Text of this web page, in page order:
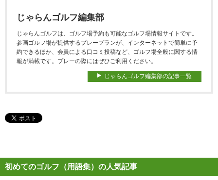
じゃらんゴルフ編集部
じゃらんゴルフは、ゴルフ場予約も可能なゴルフ場情報サイトです。
参画ゴルフ場が提供するプレープランが、インターネットで簡単に予
約できるほか、会員による口コミ投稿など、ゴルフ場全般に関する情
報が満載です。プレーの際にはぜひご利用ください。
じゃらんゴルフ編集部の記事一覧
初めてのゴルフ（用語集）の人気記事